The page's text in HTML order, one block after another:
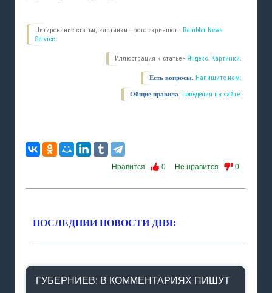
Цитирование статьи, картинки - фото скриншот - Rambler News
Service.
Иллюстрация к статье - Яндекс. Картинки.
Есть вопросы. Напишите нам.
Общие правила поведения на сайте.
Нравится 0 Не нравится 0
ПОСЛЕДНИИ НОВОСТИ ДНЯ:
ГУБЕРНИЕВ: В КОММЕНТАРИЯХ ПИШУТ